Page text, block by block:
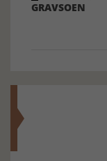
GRAVSOEN